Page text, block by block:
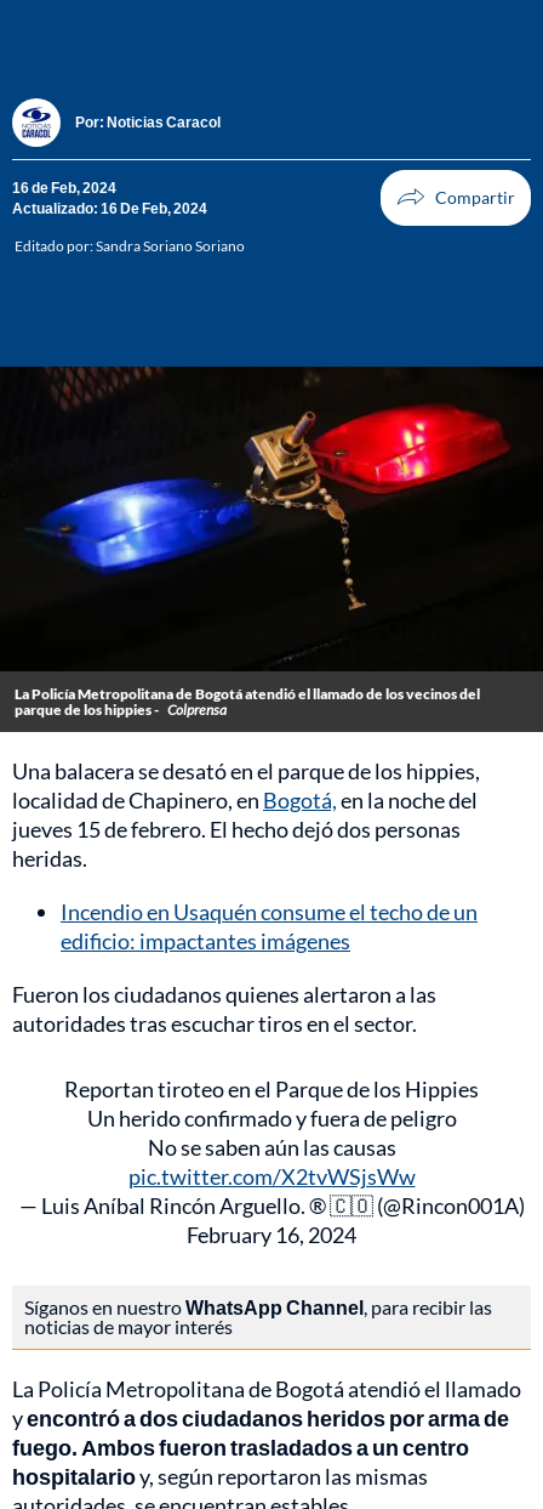
Por: Noticias Caracol
16 de Feb, 2024
Actualizado: 16 De Feb, 2024
Editado por:Sandra Soriano Soriano
La Policía Metropolitana de Bogotá atendió el llamado de los vecinos del
parque de los hippies - Colprensa
Una balacera se desató en el parque de los hippies,
localidad de Chapinero, en Bogotá,en la noche del
jueves 15 de febrero. El hecho dejó dos personas
heridas.
Incendio en Usaquén consume el techo de un
edificio: impactantes imágenes
Fueron los ciudadanos quienes alertaron a las
autoridades tras escuchar tiros en el sector.
Reportan tiroteo en el Parque de los Hippies
Un herido confirmado y fuera de peligro
No se saben aún las causas
pic.twitter.com/X2tvWSjsWw
— Luis Aníbal Rincón Arguello. ® 🇨🇴 (@Rincon001A)
February 16, 2024
Síganos en nuestroWhatsApp Channel, para recibir las
noticias de mayor interés
La Policía Metropolitana de Bogotá atendió el llamado
yencontró a dos ciudadanos heridos por arma de
fuego. Ambos fueron trasladados a un centro
hospitalarioy, según reportaron las mismas